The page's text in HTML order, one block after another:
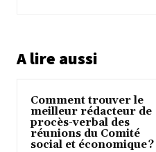
A lire aussi
Comment trouver le
meilleur rédacteur de
procès-verbal des
réunions du Comité
social et économique ?